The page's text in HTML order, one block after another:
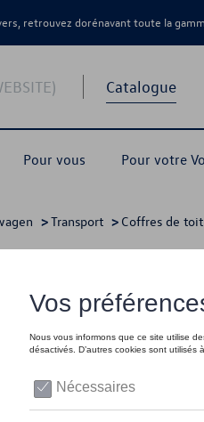
retrouvez dorénavant toute la
Catalogue
Pour vous Pour votre
>Transport > Coffres de
M - Black